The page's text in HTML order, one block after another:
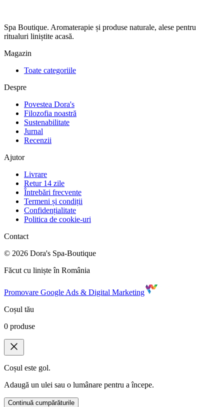
Spa Boutique. Aromaterapie și produse naturale, alese pentru
ritualuri liniștite acasă.
Magazin
Toate categoriile
Despre
Povestea Dora's
Filozofia noastră
Sustenabilitate
Jurnal
Recenzii
Ajutor
Livrare
Retur 14 zile
Întrebări frecvente
Termeni și condiții
Confidențialitate
Politica de cookie-uri
Contact
© 2026 Dora's Spa-Boutique
Făcut cu liniște în România
Promovare Google Ads & Digital Marketing
Coșul tău
0 produse
Coșul este gol.
Adaugă un ulei sau o lumânare pentru a începe.
Continuă cumpărăturile